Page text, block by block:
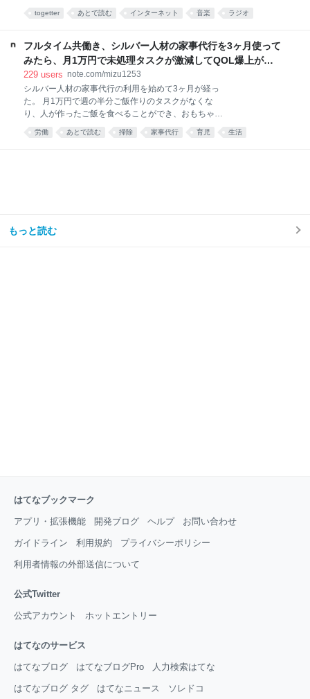
と、その国の雰囲気とかと一緒に音楽が流れてくる。
こっちがいい。 pic.x.com/Qf4rbfrpij 2026-06-28
10:48:11
togetter あとで読む インターネット 音楽 ラジオ
フルタイム共働き、シルバー人材の家事代行を3ヶ月使って
みたら、月1万円で未処理タスクが激減してQOL爆上がり
した話。｜みず
229 users note.com/mizu1253
シルバー人材の家事代行の利用を始めて3ヶ月が経っ
た。 月1万円で週の半分ご飯作りのタスクがなくな
り、人が作ったご飯を食べることができ、おもちゃが
なくなり、トイレ掃除は頻度が半分くらいになった。
が1人。 毎日時間との戦い。 私は仕事終わりに家事を
楽しくテキパキとできる方ではない。ついだらけてし
労働 あとで読む 掃除 家事代行 育児 生活
もっと読む
はてなブックマーク
アプリ・拡張機能 開発ブログ ヘルプ お問い合わせ
ガイドライン 利用規約 プライバシーポリシー
利用者情報の外部送信について
公式Twitter
公式アカウント ホットエントリー
はてなのサービス
はてなブログ はてなブログPro 人力検索はてな
はてなブログ タグ はてなニュース ソレドコ